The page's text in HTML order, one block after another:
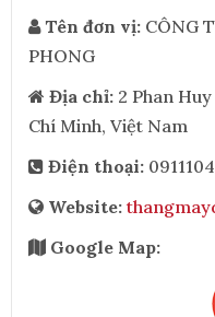
Tên đơn vị: CÔNG
PHONG
Địa chỉ: 2 Phan
Chí Minh, Việt Nam
Điện thoại:
Website:
Google Map: